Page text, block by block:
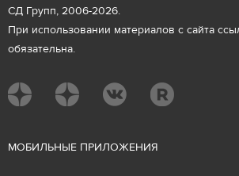
СД Групп, 2006-2026.
При использовании материалов с сайта
обязательна.
МОБИЛЬНЫЕ ПРИЛОЖЕНИЯ